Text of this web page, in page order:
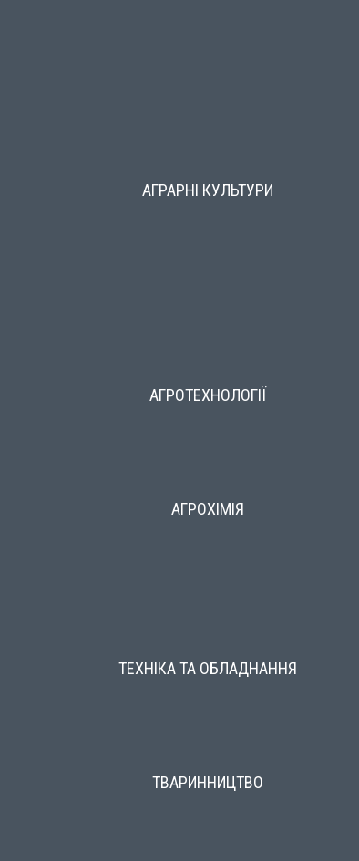
АГРАРНІ КУЛЬТУРИ
АГРОТЕХНОЛОГІЇ
АГРОХІМІЯ
ТЕХНІКА ТА ОБЛАДНАННЯ
ТВАРИННИЦТВО